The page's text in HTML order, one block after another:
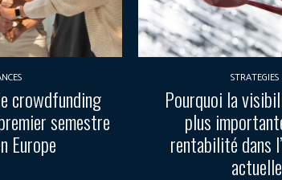
crowdfunding
semestre
Europe
STRATEGIES
Pourquoi la
plus
rentabilité dans
actuelle